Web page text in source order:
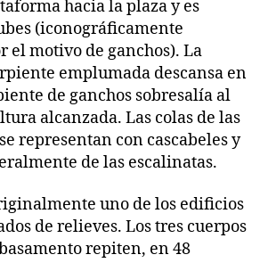
hacia la plaza y es
(iconográficamente
el motivo de ganchos). La
emplumada descansa en
de ganchos sobresalía al
alcanzada. Las colas de las
representan con cascabeles y
de las escalinatas.
uno de los edificios
de relieves. Los tres cuerpos
repiten, en 48